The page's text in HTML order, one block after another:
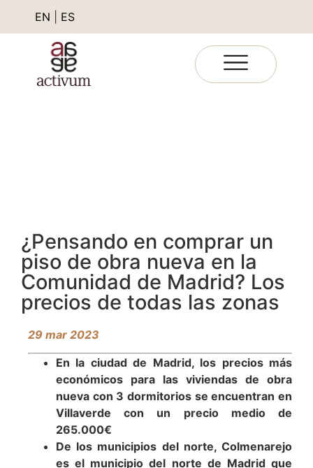
EN ES
¿Pensando en comprar un
piso de obra nueva en la
Comunidad de Madrid? Los
precios de todas las zonas
29 mar 2023
En la ciudad de Madrid, los precios más
económicos para las viviendas de obra
nueva con 3 dormitorios se encuentran en
Villaverde con un precio medio de
265.000€
De los municipios del norte, Colmenarejo
es el municipio del norte de Madrid que